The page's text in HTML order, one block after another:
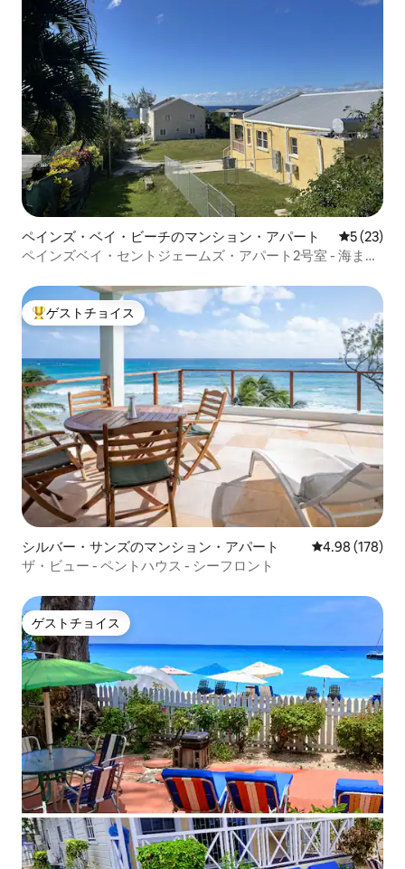
ペインズ・ベイ・ビーチのマンション・アパート レビュー
5 (23)
ペインズベイ・セントジェームズ・アパート2号室 - 海まで
大好評のゲストチョイスです。
ゲストチョイス
シルバー・サンズのマンション・アパート レビュー178
4.98 (178)
ザ・ビュー - ペントハウス - シーフロント
ゲストチョイス
ゲストチョイス